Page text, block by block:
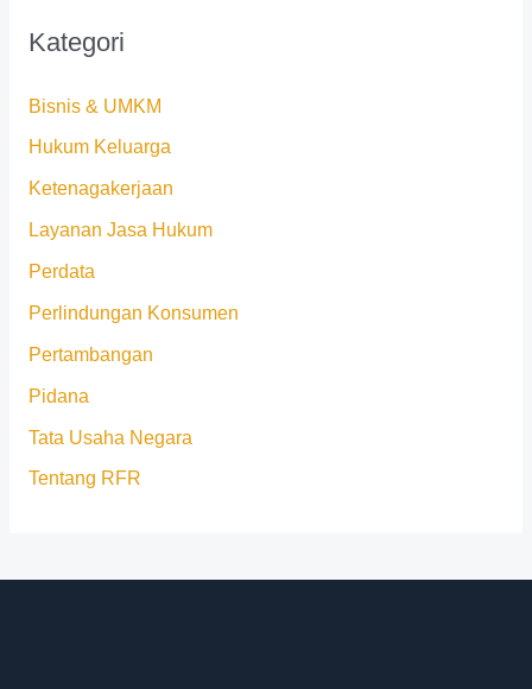
Kategori
Bisnis & UMKM
Hukum Keluarga
Ketenagakerjaan
Layanan Jasa Hukum
Perdata
Perlindungan Konsumen
Pertambangan
Pidana
Tata Usaha Negara
Tentang RFR